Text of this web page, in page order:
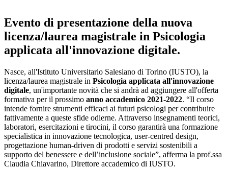
Evento di presentazione della nuova
licenza/laurea magistrale in Psicologia
applicata all'innovazione digitale.
Nasce, all'Istituto Universitario Salesiano di Torino (IUSTO), la
licenza/laurea magistrale in Psicologia applicata all'innovazione
digitale, un'importante novità che si andrà ad aggiungere all'offerta
formativa per il prossimo anno accademico 2021-2022. “Il corso
intende fornire strumenti efficaci ai futuri psicologi per contribuire
fattivamente a queste sfide odierne. Attraverso insegnamenti teorici,
laboratori, esercitazioni e tirocini, il corso garantirà una formazione
specialistica in innovazione tecnologica, user-centred design,
progettazione human-driven di prodotti e servizi sostenibili a
supporto del benessere e dell’inclusione sociale”, afferma la prof.ssa
Claudia Chiavarino, Direttore accademico di IUSTO.